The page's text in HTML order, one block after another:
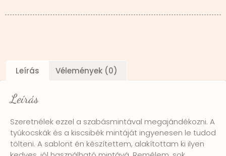
Leírás Vélemények (0)
Leírás
Szeretnélek ezzel a szabásmintával megajándékozni. A
tyúkocskák és a kiscsibék mintáját ingyenesen le tudod
tölteni. A sablont én készítettem, alakítottam ki ilyen